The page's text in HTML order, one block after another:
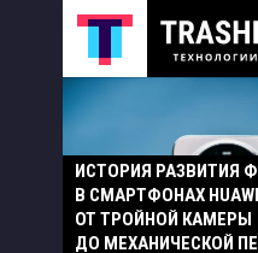
ИСТОРИЯ РАЗВИТИЯ
В СМАРТФОНАХ
ОТ ТРОЙНОЙ КАМЕРЫ
ДО МЕХАНИЧЕСКОЙ